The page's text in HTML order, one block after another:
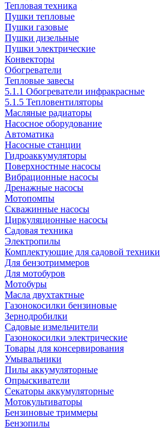
Тепловая техника
Пушки тепловые
Пушки газовые
Пушки дизельные
Пушки электрические
Конвекторы
Обогреватели
Тепловые завесы
5.1.1 Обогреватели инфракрасные
5.1.5 Тепловентиляторы
Масляные радиаторы
Насосное оборудование
Автоматика
Насосные станции
Гидроаккумуляторы
Поверхностные насосы
Вибрационные насосы
Дренажные насосы
Мотопомпы
Скважинные насосы
Циркуляционные насосы
Садовая техника
Электропилы
Комплектующие для садовой техники
Для бензотриммеров
Для мотобуров
Мотобуры
Масла двухтактные
Газонокосилки бензиновые
Зернодробилки
Садовые измельчители
Газонокосилки электрические
Товары для консервирования
Умывальники
Пилы аккумуляторные
Опрыскиватели
Секаторы аккумуляторные
Мотокультиваторы
Бензиновые триммеры
Бензопилы